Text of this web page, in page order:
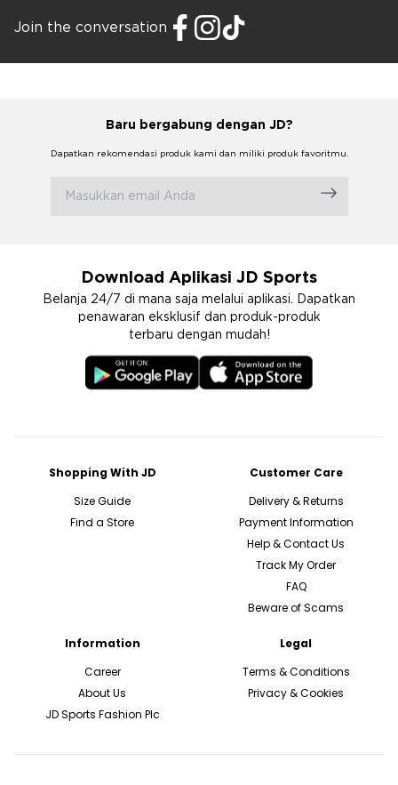
Join the conversation
Baru bergabung dengan JD?
Dapatkan rekomendasi produk kami dan miliki produk favoritmu.
Download Aplikasi JD Sports
Belanja 24/7 di mana saja melalui aplikasi. Dapatkan
penawaran eksklusif dan produk-produk
terbaru dengan mudah!
Shopping With JD
Size Guide
Find a Store
Customer Care
Delivery & Returns
Payment Information
Help & Contact Us
Track My Order
FAQ
Beware of Scams
Information
Career
About Us
JD Sports Fashion Plc
Legal
Terms & Conditions
Privacy & Cookies